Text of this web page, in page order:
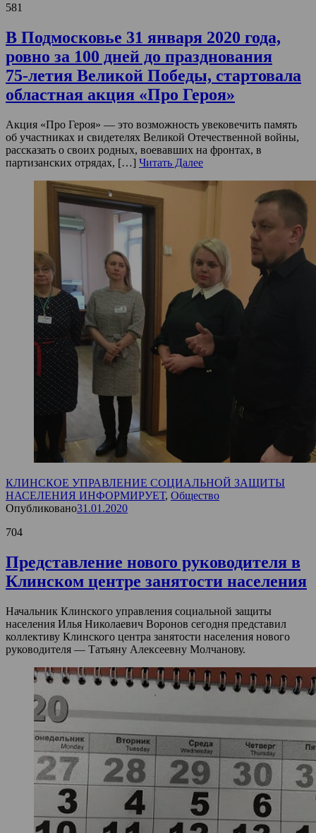
581
В Подмосковье 31 января 2020 года,
ровно за 100 дней до празднования
75‑летия Великой Победы, стартовала
областная акция «Про Героя»
Акция «Про Героя» — это возможность увековечить память
об участниках и свидетелях Великой Отечественной войны,
рассказать о своих родных, воевавших на фронтах, в
партизанских отрядах, […] Читать Далее
КЛИНСКОЕ УПРАВЛЕНИЕ СОЦИАЛЬНОЙ ЗАЩИТЫ
НАСЕЛЕНИЯ ИНФОРМИРУЕТ, Общество
Опубликовано31.01.2020
704
Представление нового руководителя в
Клинском центре занятости населения
Начальник Клинского управления социальной защиты
населения Илья Николаевич Воронов сегодня представил
коллективу Клинского центра занятости населения нового
руководителя — Татьяну Алексеевну Молчанову.